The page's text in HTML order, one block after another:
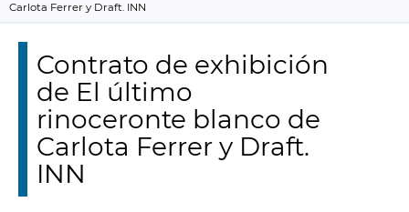
Carlota Ferrer y Draft. INN
Contrato de exhibición
de El último
rinoceronte blanco de
Carlota Ferrer y Draft.
INN